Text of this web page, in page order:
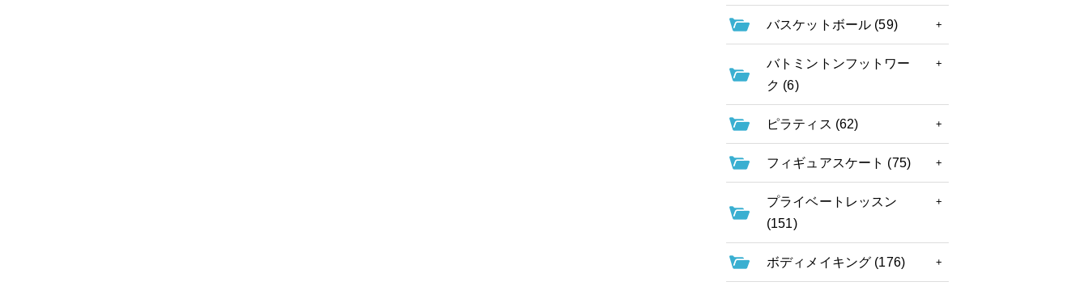
バスケットボール (59)
バトミントンフットワー
ク (6)
ピラティス (62)
フィギュアスケート (75)
プライベートレッスン
(151)
ボディメイキング (176)